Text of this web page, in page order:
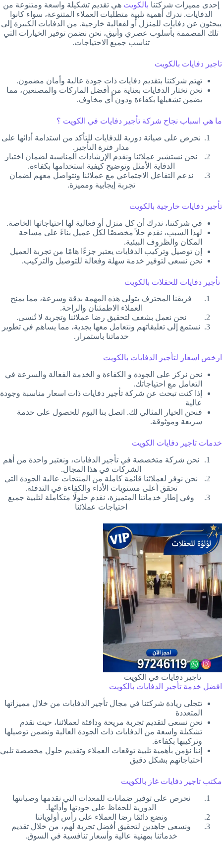
إحدى مميزات شركتنا بالكويت هي تقديم تشكيلة واسعة ومتنوعة من
الدفايات. ندرك أهمية تلبية متطلبات العملاء المتنوعة، سواء كانوا
يبحثون عن دفايات للمنزل أو لفعالية خارجية. من الدفايات الكبيرة إلى
تلك المصممة بأسلوب عصري وأنيق، نحن نضمن توفير الخيارات التي
تناسب جميع الاحتياجات.
تاجير دفايات بالكويت
تهتم شركتنا بتقديم دفايات ذات جودة عالية وأمان مضمون.
نحن نختار الدفايات بعناية من أفضل الماركات والمصنعين، مما
يضمن تشغيلها بكفاءة ودون أي مخاوف.
ما هي اسباب نجاح شركة تأجير دفايات في الكويت ؟
نحرص على صيانة دورية للدفايات للتأكد من استدامة أدائها على
مدار فترة التأجير.
نحن نستشير عملائنا ونقدم الإرشادات المناسبة لضمان اختيار
الدفاية الأمثل وتوضيح كيفية استخدامها بكفاءة.
ندعم التفاعل الاجتماعي مع عملائنا ونتواصل معهم لضمان
تجربة إيجابية ومميزة.
تأجير دفايات خارجية بالكويت
في شركتنا، ندرك أن كل منزل أو فعالية لها احتياجاتها الخاصة.
لهذا السبب، نقدم حلاً مخصصًا لكل عميل بناءً على مساحة
المكان والظروف البيئية.
إن توصيل وتركيب الدفايات يعتبر جزءًا هامًا من تجربة العميل
نحن نسعى لتوفير خدمة سهلة وفعالة للتوصيل والتركيب.
تأجير دفايات للحفلات بالكويت
فريقنا المحترف يتولى هذه المهمة بدقة وسرعة، مما يمنح
العملاء الاطمئنان والراحة.
نحن نعمل بشغف لتحقيق رضا عملائنا وتجربة لا تُنسى.
نستمع إلى تعليقاتهم ونتعامل معها بجدية، مما يساهم في تطوير
خدماتنا باستمرار.
ارخص اسعار لتأجير الدفايات بالكويت
نحن نركز على الجودة و الكفاءة و الخدمة الفعالة والسرعة في
التعامل مع احتياجاتك.
إذا كنت تبحث عن شركة تأجير دفايات ذات اسعار مناسبة وجودة
عالية
فنحن الخيار المثالي لك. اتصل بنا اليوم للحصول على خدمة
سريعة وموثوقة.
خدمات تاجير دفايات الكويت
نحن شركة متخصصة في تأجير الدفايات، ونعتبر واحدة من أهم
الشركات في هذا المجال.
نحن نوفر لعملائنا قائمة كاملة من المنتجات عالية الجودة التي
تحقق أعلى مستويات الأداء والكفاءة في التدفئة.
وفي إطار خدماتنا المتميزة، نقدم حلولًا متكاملة لتلبية جميع
احتياجات عملائنا
تاجير دفايات في الكويت
افضل خدمة تأجير الدفايات بالكويت
تتجلى ريادة شركتنا في مجال تأجير الدفايات من خلال مميزاتها
المتعددة
نحن نسعى لتقديم تجربة مريحة ودافئة لعملائنا، حيث نقدم
تشكيلة واسعة من الدفايات ذات الجودة العالية ونضمن توصيلها
وتركيبها بكفاءة.
إننا نؤمن بأهمية تلبية توقعات العملاء وتقديم حلول مخصصة تلبي
احتياجاتهم بشكل دقيق
مكتب تاجير دفايات غاز بالكويت
نحرص على توفير ضمانات للمعدات التي نقدمها وصيانتها
الدورية للحفاظ على جودتها وأدائها.
ونضع دائمًا رضا العملاء على رأس أولوياتنا
ونسعى جاهدين لتحقيق أفضل تجربة لهم، من خلال تقديم
خدماتنا بمهنية عالية وأسعار تنافسية في السوق.